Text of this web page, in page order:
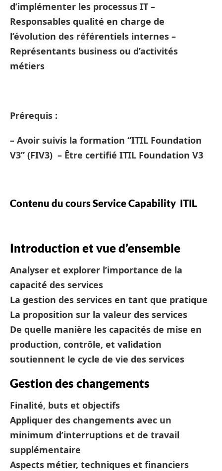
d’implémenter les processus IT –
Responsables qualité en charge de
l’évolution des référentiels internes –
Représentants business ou d’activités
métiers
Prérequis :
– Avoir suivis la formation “ITIL Foundation
V3” (FIV3) – Être certifié ITIL Foundation V3
Contenu du cours Service Capability ITIL
Introduction et vue d’ensemble
Analyser et explorer l’importance de la
capacité des services
La gestion des services en tant que pratique
La proposition sur la valeur des services
De quelle manière les capacités de mise en
production, contrôle, et validation
soutiennent le cycle de vie des services
Gestion des changements
Finalité, buts et objectifs
Appliquer des changements avec un
minimum d’interruptions et de travail
supplémentaire
Aspects métier, techniques et financiers